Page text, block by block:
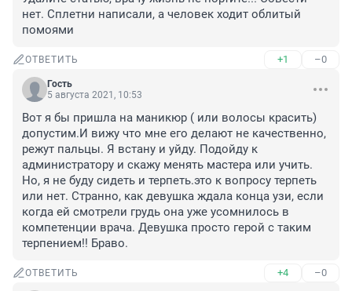
нет. Сплетни написали, а человек ходит облитый
помоями
ОТВЕТИТЬ +1 –0
Гость
5 августа 2021, 10:53
Вот я бы пришла на маникюр ( или волосы красить)
допустим.И вижу что мне его делают не качественно,
режут пальцы. Я встану и уйду. Подойду к
администратору и скажу менять мастера или учить.
Но, я не буду сидеть и терпеть.это к вопросу терпеть
или нет. Странно, как девушка ждала конца узи, если
когда ей смотрели грудь она уже усомнилось в
компетенции врача. Девушка просто герой с таким
терпением!! Браво.
ОТВЕТИТЬ +4 –0